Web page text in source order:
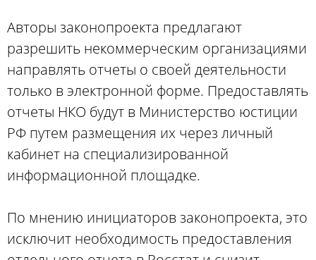
Авторы законопроекта предлагают
разрешить некоммерческим организациями
направлять отчеты о своей деятельности
только в электронной форме. Предоставлять
отчеты НКО будут в Министерство юстиции
РФ путем размещения их через личный
кабинет на специализированной
информационной площадке.
По мнению инициаторов законопроекта, это
исключит необходимость предоставления